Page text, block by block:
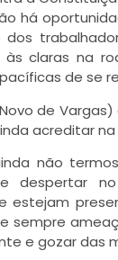
há
claras na
de se
de
acreditar
não
despertar
estejam
sempre
e gozar das